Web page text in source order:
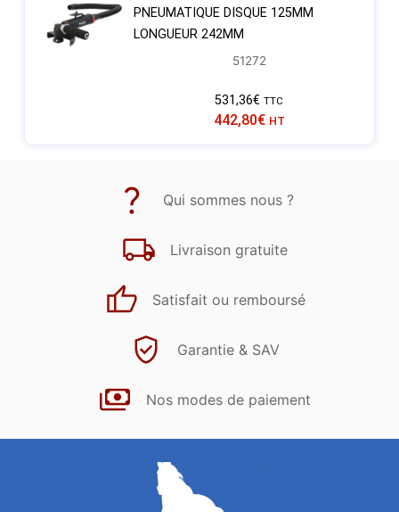
PNEUMATIQUE DISQUE 125MM
LONGUEUR 242MM
51272
531,36€ TTC
442,80€ HT
Qui sommes nous ?
Livraison gratuite
Satisfait ou remboursé
Garantie & SAV
Nos modes de paiement